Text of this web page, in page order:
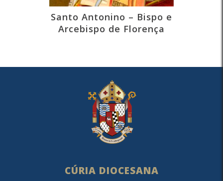
Santo Antonino – Bispo e
Arcebispo de Florença
CÚRIA DIOCESANA